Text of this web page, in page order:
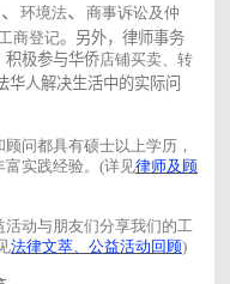
、 环境法、 商事诉讼及仲
商登记。另外，律师事务
积极参与华侨店铺买卖、转
华人解决生活中的实际问
问都具有硕士以上学历，
实践经验。(详见律师及顾
动与朋友们分享我们的工
法律文萃、公益活动回顾)